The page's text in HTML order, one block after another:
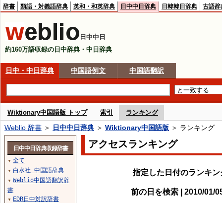
辞書 類語・対義語辞典 英和・和英辞典 日中中日辞典 日韓韓日辞典 古語辞
日中中日
約160万語収録の日中辞典・中日辞典
日中・中日辞典 中国語例文 中国語翻訳
Wiktionary中国語版 トップ 索引 ランキング
Weblio 辞書 ＞ 日中中日辞典 ＞ Wiktionary中国語版 ＞ ランキング
アクセスランキング
指定した日付のランキ
前の日を検索 | 2010/01/
日中中日辞典収録辞書
▼ 全て
▼ 白水社 中国語辞典
▼ Weblio中国語翻訳辞
書
▼ EDR日中対訳辞書